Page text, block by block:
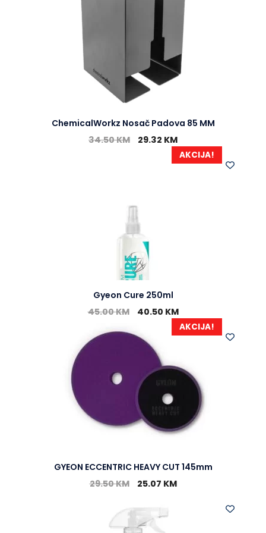
ChemicalWorkz Nosač Padova 85 MM
34.50KM 29.32 KM
AKCIJA!
Gyeon Cure 250ml
45.00KM 40.50 KM
AKCIJA!
GYEON ECCENTRIC HEAVY CUT 145mm
29.50KM 25.07 KM